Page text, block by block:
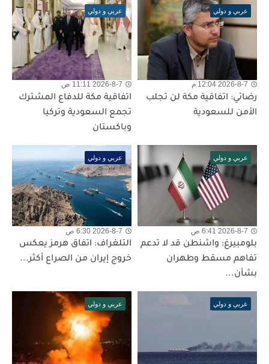
عربي و دولي
2026-8-7 12:04 م
رضائي: اتفاقية مكة لن تجلب
الأمن للسعودية
عربي و دولي
2026-8-7 11:11 ص
اتفاقية مكة للدفاع المشترك
تجمع السعودية وتركيا
وباكستان
عربي و دولي
2026-8-7 6:41 ص
بلومبيرغ: واشنطن قد لا تدعم
تفاهم مسقط وطهران
بشأن...
عربي و دولي
2026-8-7 6:30 ص
التلغراف: اتفاق هرمز يعكس
خروج إيران من الصراع أكثر...
عربي و دولي عربي و دولي